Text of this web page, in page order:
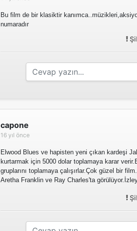
Bu film de bir klasiktir
numaradır
capone
16 yıl önce
Elwood Blues ve hapisten yeni çıkan kardeşi
kurtarmak için 5000 dolar toplamaya karar
gruplarını toplamaya çalışırlar.Çok güzel bir
Aretha Franklin ve Ray Charles'ta